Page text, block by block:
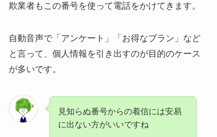
欺業者もこの番号を使って電話をかけてきます。
自動音声で「アンケート」「お得なプラン」など
と言って、 個人情報を引き出すのが目的のケース
が多いです。
見知らぬ番号からの着信には安易
に出ない方がいいですね